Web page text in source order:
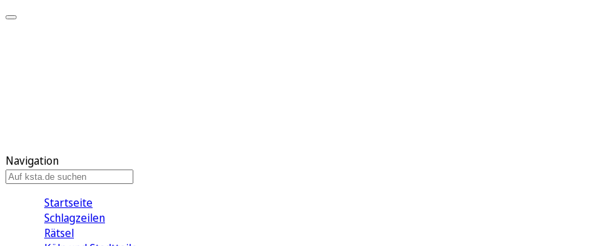
Navigation
Startseite
Schlagzeilen
Rätsel